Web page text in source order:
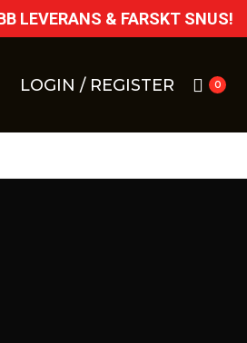
LEVERANS & FARSKT SNUS!
LOGIN / REGISTER 0